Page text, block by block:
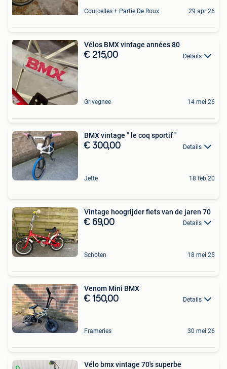
Courcelles + Partie De Roux 29 apr 26
Vélos BMX vintage années 80
€ 215,00 Details
Grivegnee 14 mei 26
BMX vintage " le coq sportif "
€ 300,00 Details
Jette 18 feb 20
Vintage hoogrijder fiets van de jaren 70
€ 69,00 Details
Schoten 18 mei 25
Venom Mini BMX
€ 150,00 Details
Frameries 30 mei 26
Vélo bmx vintage 70's superbe